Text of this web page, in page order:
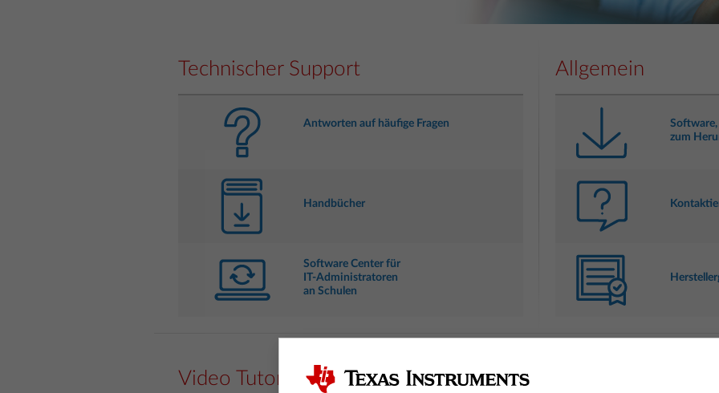
Technischer Support
Antworten auf häufige Fragen
Handbücher
Software Center für
IT-Administratoren
an Schulen
Allgemein
zum
Video Tutorials